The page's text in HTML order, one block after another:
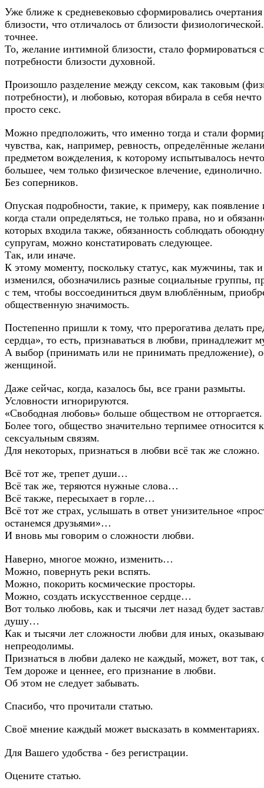
Уже ближе к средневековью сформировались
близости, что отличалось от близости
точнее.
То, желание интимной близости, стало формироваться
потребности близости духовной.
Произошло разделение между сексом, как таковым
потребности), и любовью, которая вбирала в себя
просто секс.
Можно предположить, что именно тогда и стали
чувства, как, например, ревность, определённые
предметом вожделения, к которому испытывалось
большее, чем только физическое влечение, единолично.
Без соперников.
Опуская подробности, такие, к примеру, как появление
когда стали определяться, не только права, но и
которых входила также, обязанность соблюдать
супругам, можно констатировать следующее.
Так, или иначе.
К этому моменту, поскольку статус, как мужчины, так
изменился, обозначились разные социальные группы,
с тем, чтобы воссоединиться двум влюблённым,
общественную значимость.
Постепенно пришли к тому, что прерогатива делать
сердца», то есть, признаваться в любви, принадлежит
А выбор (принимать или не принимать предложение),
женщиной.
Даже сейчас, когда, казалось бы, все грани размыты.
Условности игнорируются.
«Свободная любовь» больше обществом не отторгается.
Более того, общество значительно терпимее относится
сексуальным связям.
Для некоторых, признаться в любви всё так же сложно.
Всё тот же, трепет души…
Всё так же, теряются нужные слова…
Всё также, пересыхает в горле…
Всё тот же страх, услышать в ответ унизительное
останемся друзьями»…
И вновь мы говорим о сложности любви.
Наверно, многое можно, изменить…
Можно, повернуть реки вспять.
Можно, покорить космические просторы.
Можно, создать искусственное сердце…
Вот только любовь, как и тысячи лет назад будет
душу…
Как и тысячи лет сложности любви для иных,
непреодолимы.
Признаться в любви далеко не каждый, может, вот так,
Тем дороже и ценнее, его признание в любви.
Об этом не следует забывать.
Спасибо, что прочитали статью.
Своё мнение каждый может высказать в комментариях.
Для Вашего удобства - без регистрации.
Оцените статью.